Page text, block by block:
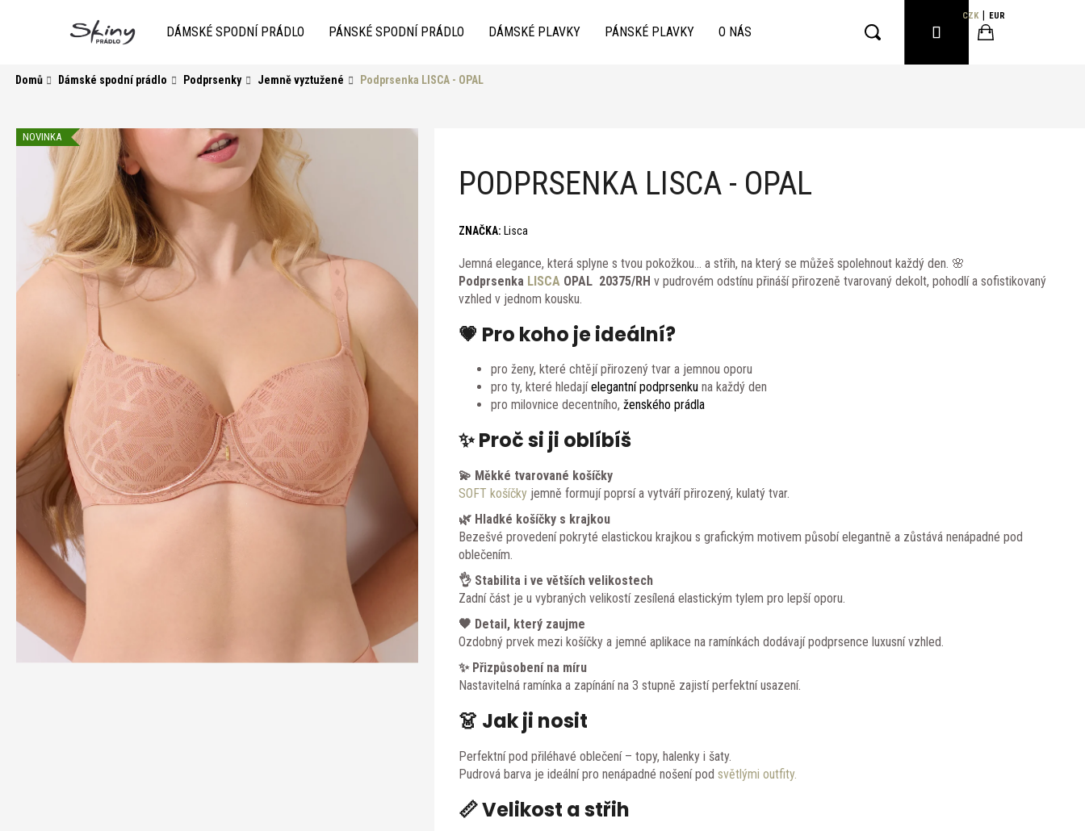
DÁMSKÉ SPODNÍ PRÁDLO PÁNSKÉ SPODNÍ PRÁDLO DÁMSKÉ PLAVKY PÁNSKÉ PLAVKY O NÁS
CZK EUR
PŘIHLÁŠENÍ
Domů Dámské spodní prádlo Podprsenky Jemně vyztužené Podprsenka LISCA - OPAL
PODPRSENKA LISCA - OPAL
ZNAČKA: Lisca
Jemná elegance, která splyne s tvou pokožkou… a střih, na který se můžeš spolehnout každý den. 🌸
Podprsenka LISCA OPAL 20375/RH v pudrovém odstínu přináší přirozeně tvarovaný dekolt, pohodlí a sofistikovaný
vzhled v jednom kousku.
💗 Pro koho je ideální?
pro ženy, které chtějí přirozený tvar a jemnou oporu
pro ty, které hledajíelegantní podprsenkuna každý den
pro milovnice decentního, ženského prádla
✨ Proč si ji oblíbíš
💫 Měkké tvarované košíčky
SOFT košíčkyjemně formují poprsí a vytváří přirozený, kulatý tvar.
🌿 Hladké košíčky s krajkou
Bezešvé provedení pokryté elastickou krajkou s grafickým motivem působí elegantně a zůstává nenápadné pod
oblečením.
👌 Stabilita i ve větších velikostech
Zadní část je u vybraných velikostí zesílená elastickým tylem pro lepší oporu.
🖤 Detail, který zaujme
Ozdobný prvek mezi košíčky a jemné aplikace na ramínkách dodávají podprsence luxusní vzhled.
✨ Přizpůsobení na míru
Nastavitelná ramínka a zapínání na 3 stupně zajistí perfektní usazení.
👗 Jak ji nosit
Perfektní pod přiléhavé oblečení – topy, halenky i šaty.
Pudrová barva je ideální pro nenápadné nošení pod světlými outfity.
📏 Velikost a střih
NOVINKA
Zpět
obchodu
Zpětdo
HLEDAT
Doporučujeme